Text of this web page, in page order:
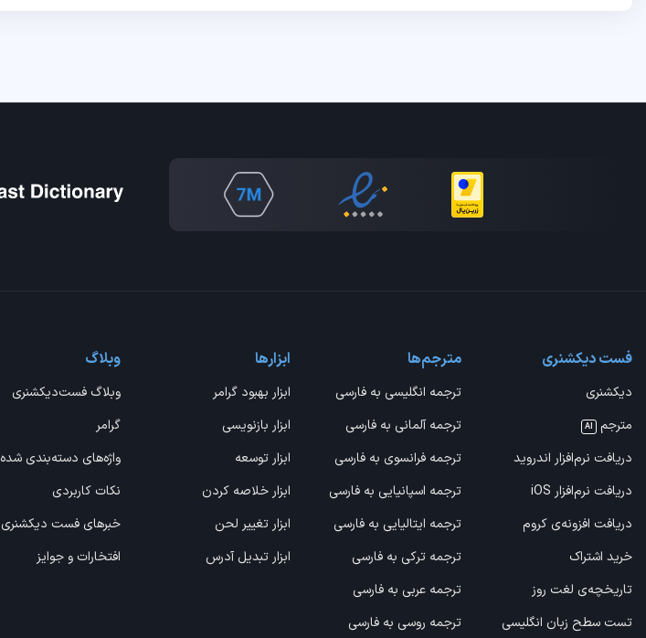
فست دیکشنری
دیکشنری
مترجم
AI
دریافت نرم‌افزار اندروید
دریافت نرم‌افزار iOS
دریافت افزونه‌ی کروم
خرید اشتراک
تاریخچه‌ی لغت روز
تست سطح زبان انگلیسی
مترجم‌ها
ترجمه انگلیسی به فارسی
ترجمه آلمانی به فارسی
ترجمه فرانسوی به فارسی
ترجمه اسپانیایی به فارسی
ترجمه ایتالیایی به فارسی
ترجمه ترکی به فارسی
ترجمه عربی به فارسی
ترجمه روسی به فارسی
ابزارها
ابزار بهبود گرامر
ابزار بازنویسی
ابزار توسعه
ابزار خلاصه کردن
ابزار تغییر لحن
ابزار تبدیل آدرس
وبلاگ
وبلاگ فست‌دیکشنری
گرامر
واژه‌های دسته‌بندی شده
نکات کاربردی
خبرهای فست دیکشنری
افتخارات و جوایز